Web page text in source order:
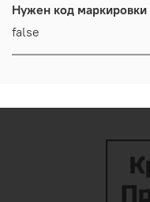
Нужен код маркировки
false